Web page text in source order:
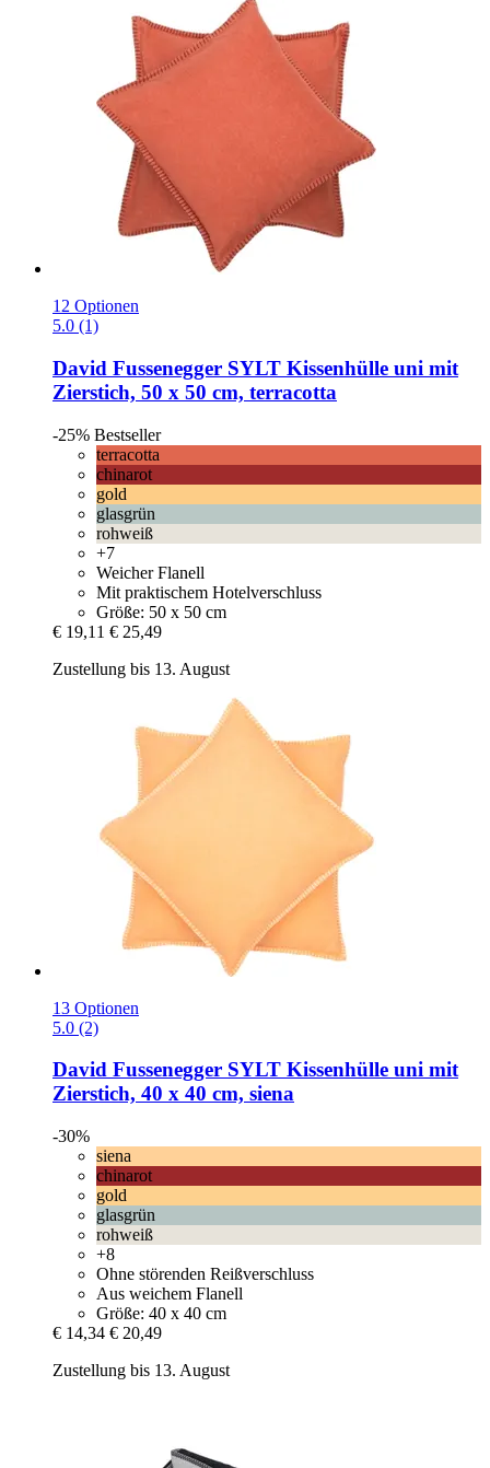
12 Optionen
5.0 (1)
David Fussenegger SYLT Kissenhülle uni mit
Zierstich, 50 x 50 cm, terracotta
-25% Bestseller
terracotta
chinarot
gold
glasgrün
rohweiß
+7
Weicher Flanell
Mit praktischem Hotelverschluss
Größe: 50 x 50 cm
€ 19,11 € 25,49
Zustellung bis 13. August
13 Optionen
5.0 (2)
David Fussenegger SYLT Kissenhülle uni mit
Zierstich, 40 x 40 cm, siena
-30%
siena
chinarot
gold
glasgrün
rohweiß
+8
Ohne störenden Reißverschluss
Aus weichem Flanell
Größe: 40 x 40 cm
€ 14,34 € 20,49
Zustellung bis 13. August